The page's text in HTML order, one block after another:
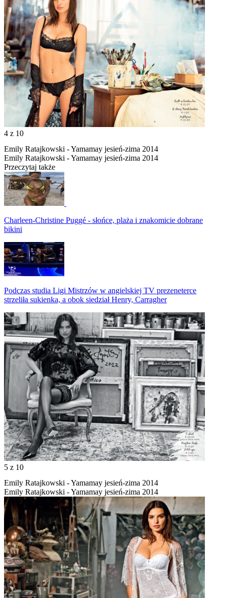
4 z 10
Emily Ratajkowski - Yamamay jesień-zima 2014
Emily Ratajkowski - Yamamay jesień-zima 2014
Przeczytaj także
Charleen-Christine Puggé - słońce, plaża i znakomicie dobrane
bikini
Podczas studia Ligi Mistrzów w angielskiej TV prezeneterce
strzeliła sukienka, a obok siedział Henry, Carragher
5 z 10
Emily Ratajkowski - Yamamay jesień-zima 2014
Emily Ratajkowski - Yamamay jesień-zima 2014